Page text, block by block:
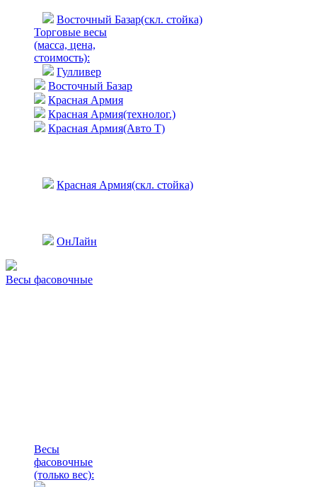
Восточный Базар(скл. стойка)
Торговые весы
(масса, цена,
стоимость):
Гулливер
Восточный Базар
Красная Армия
Красная Армия(технолог.)
Красная Армия(Авто Т)
Красная Армия(скл. стойка)
ОнЛайн
Весы фасовочные
Весы
фасовочные
(только вес):